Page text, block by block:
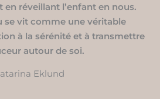
en réveillant l’enfant en nous.
se vit comme une véritable
à la sérénité et à transmettre
autour de soi.
Eklund